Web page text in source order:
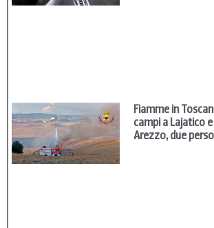
Fiamme in
campi a Lajatico
Arezzo, due